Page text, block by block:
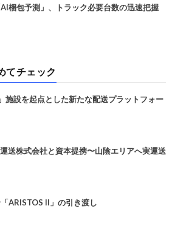
AI梱包予測」、トラック必要台数の迅速把握
てチェック
設を起点とした新たな配送プラットフォー
送株式会社と資本提携〜山陰エリアへ実運送
ARISTOS II」の引き渡し